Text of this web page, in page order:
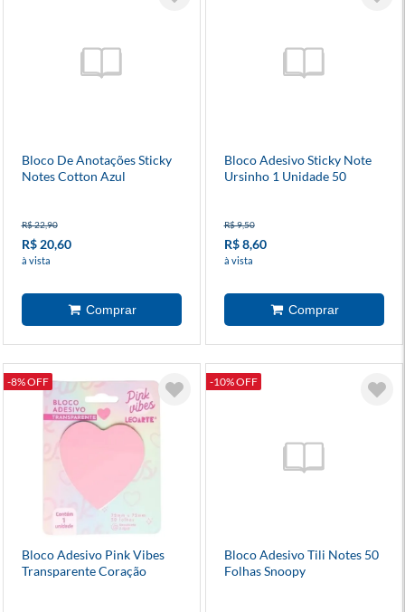
Bloco De Anotações Sticky
Notes Cotton Azul
R$ 22,90
R$ 20,60
à vista
Bloco Adesivo Sticky Note
Ursinho 1 Unidade 50
R$ 9,50
R$ 8,60
à vista
-8% OFF
Bloco Adesivo Pink Vibes
Transparente Coração
-10% OFF
Bloco Adesivo Tili Notes 50
Folhas Snoopy